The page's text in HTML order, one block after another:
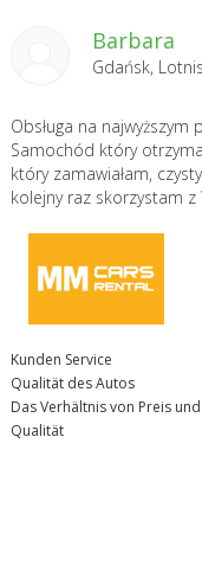
Barbara
Obsługa na
Samochód który
który zamawiałam,
kolejny raz skorzystam z
Kunden Service
Qualität des Autos
Das Verhältnis von Preis und
Qualität